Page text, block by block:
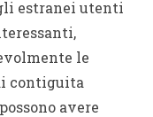
estranei utenti
le
contiguita
avere